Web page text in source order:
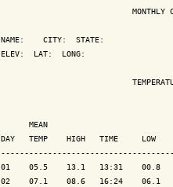
MONTHLY
NAME:    CITY:  STATE:
ELEV:  LAT:  LONG:
MEAN
DAY   TEMP    HIGH   TIME     LOW
01    05.5    13.1   13:31    00.8
02    07.1    08.6   16:24    06.1